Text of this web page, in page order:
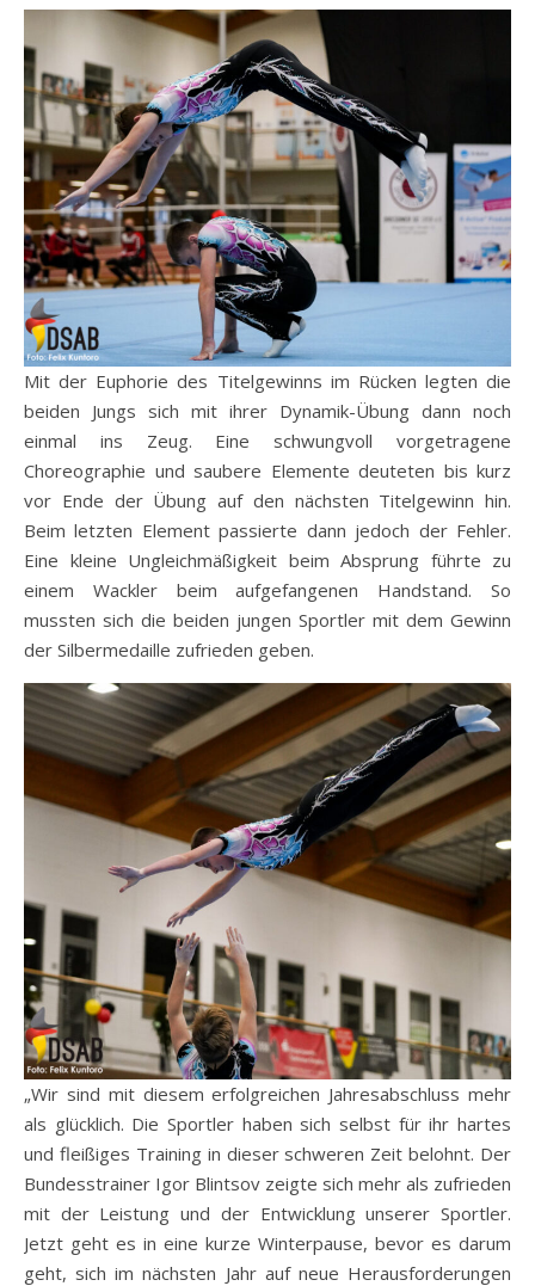
Mit der Euphorie des Titelgewinns im Rücken legten die
beiden Jungs sich mit ihrer Dynamik-Übung dann noch
einmal ins Zeug. Eine schwungvoll vorgetragene
Choreographie und saubere Elemente deuteten bis kurz
vor Ende der Übung auf den nächsten Titelgewinn hin.
Beim letzten Element passierte dann jedoch der Fehler.
Eine kleine Ungleichmäßigkeit beim Absprung führte zu
einem Wackler beim aufgefangenen Handstand. So
mussten sich die beiden jungen Sportler mit dem Gewinn
der Silbermedaille zufrieden geben.
„Wir sind mit diesem erfolgreichen Jahresabschluss mehr
als glücklich. Die Sportler haben sich selbst für ihr hartes
und fleißiges Training in dieser schweren Zeit belohnt. Der
Bundesstrainer Igor Blintsov zeigte sich mehr als zufrieden
mit der Leistung und der Entwicklung unserer Sportler.
Jetzt geht es in eine kurze Winterpause, bevor es darum
geht, sich im nächsten Jahr auf neue Herausforderungen